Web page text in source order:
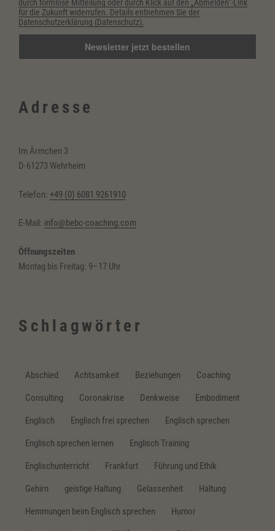
durch formlose Mitteilung oder durch Klick auf den „Abmelden“-Link
für die Zukunft widerrufen. Details entnehmen Sie der
Datenschutzerklärung (Datenschutz).
Adresse
Im Ärmchen 3
D-61273 Wehrheim
Telefon: +49 (0) 6081 9261910
E-Mail: info@bebc-coaching.com
Öffnungszeiten
Montag bis Freitag: 9–17 Uhr
Schlagwörter
Abschied Achtsamkeit Beziehungen Coaching
Consulting Coronakrise Denkweise Embodiment
Englisch Englisch frei sprechen Englisch sprechen
Englisch sprechen lernen Englisch Training
Englischunterricht Frankfurt Führung und Ethik
Gehirn geistige Haltung Gelassenheit Haltung
Hemmungen beim Englisch sprechen Humor